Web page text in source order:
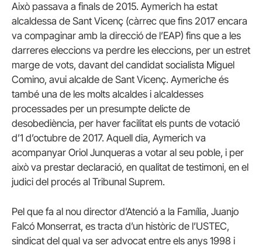
Això passava a finals de 2015. Aymerich ha estat
alcaldessa de Sant Vicenç (càrrec que fins 2017 encara
va compaginar amb la direcció de l’EAP) fins que a les
darreres eleccions va perdre les eleccions, per un estret
marge de vots, davant del candidat socialista Miguel
Comino, avui alcalde de Sant Vicenç. Aymeriche és
també una de les molts alcaldes i alcaldesses
processades per un presumpte delicte de
desobediència, per haver facilitat els punts de votació
d’1 d’octubre de 2017. Aquell dia, Aymerich va
acompanyar Oriol Junqueras a votar al seu poble, i per
això va prestar declaració, en qualitat de testimoni, en el
judici del procés al Tribunal Suprem.
Pel que fa al nou director d’Atenció a la Família, Juanjo
Falcó Monserrat, es tracta d’un històric de l’USTEC,
sindicat del qual va ser advocat entre els anys 1998 i